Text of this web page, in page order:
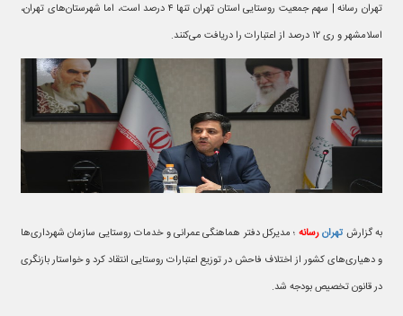
تهران رسانه | سهم جمعیت روستایی استان تهران تنها ۴ درصد است، اما شهرستان‌های تهران،
اسلامشهر و ری ۱۲ درصد از اعتبارات را دریافت می‌کنند.
به گزارش تهرانرسانه ؛ مدیرکل دفتر هماهنگی عمرانی و خدمات روستایی سازمان شهرداری‌ها
و دهیاری‌های کشور از اختلاف فاحش در توزیع اعتبارات روستایی انتقاد کرد و خواستار بازنگری
در قانون تخصیص بودجه شد.